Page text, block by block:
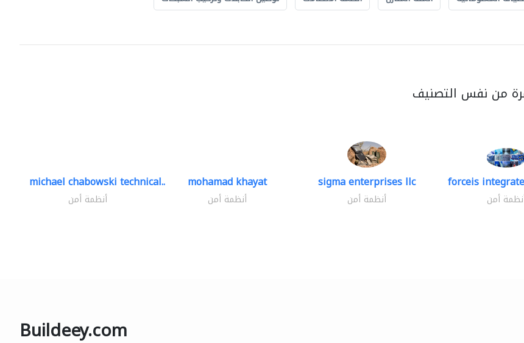
من نفس التصنيف
michael chabowski technical..
أنظمة أمن
mohamad khayat
أنظمة أمن
sigma enterprises llc
أنظمة أمن
forceis
أمن
Buildeey.com